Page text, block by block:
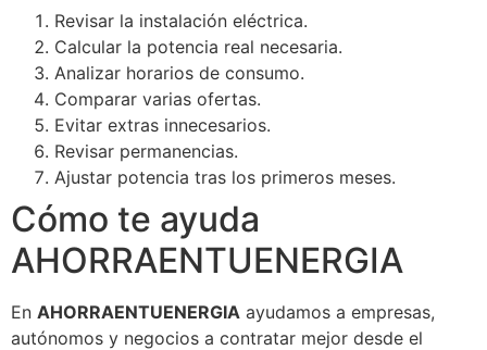
Revisar la instalación eléctrica.
Calcular la potencia real necesaria.
Analizar horarios de consumo.
Comparar varias ofertas.
Evitar extras innecesarios.
Revisar permanencias.
Ajustar potencia tras los primeros meses.
Cómo te ayuda
AHORRAENTUENERGIA
En AHORRAENTUENERGIA ayudamos a empresas,
autónomos y negocios a contratar mejor desde el